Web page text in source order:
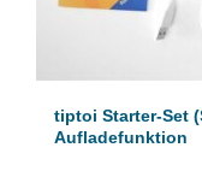
tiptoi Starter-Set
Aufladefunktion